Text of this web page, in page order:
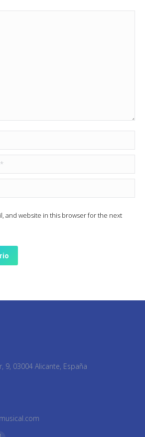
and website in this browser for the next
9, 03004 Alicante, España